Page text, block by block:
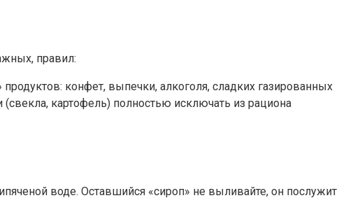
правил:
конфет, выпечки, алкоголя, сладких газированных
картофель) полностью исключать из рациона
воде. Оставшийся «сироп» не выливайте, он послужит